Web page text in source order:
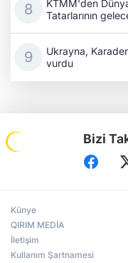
KTMM'den
Tatarlarının
Ukrayna,
vurdu
Bizi
Künye
QIRIM MEDİA
İletişim
Kullanım Şartnamesi